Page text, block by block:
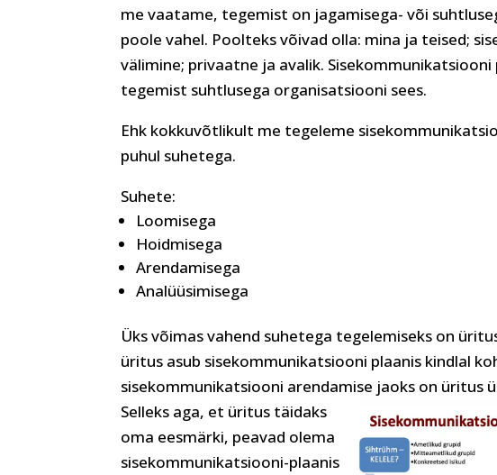
me vaatame, tegemist on jagamisega- või
poole vahel. Poolteks võivad olla: mina ja teised;
välimine; privaatne ja avalik. Sisekommunikatsiooni
tegemist suhtlusega organisatsiooni sees.
Ehk kokkuvõtlikult me tegeleme
puhul suhetega.
Suhete:
Loomisega
Hoidmisega
Arendamisega
Analüüsimisega
Üks võimas vahend suhetega tegelemiseks on
üritus asub sisekommunikatsiooni plaanis kindlal
sisekommunikatsiooni arendamise jaoks on üritus
Selleks aga, et üritus täidaks
oma eesmärki, peavad olema
sisekommunikatsiooni-plaanis